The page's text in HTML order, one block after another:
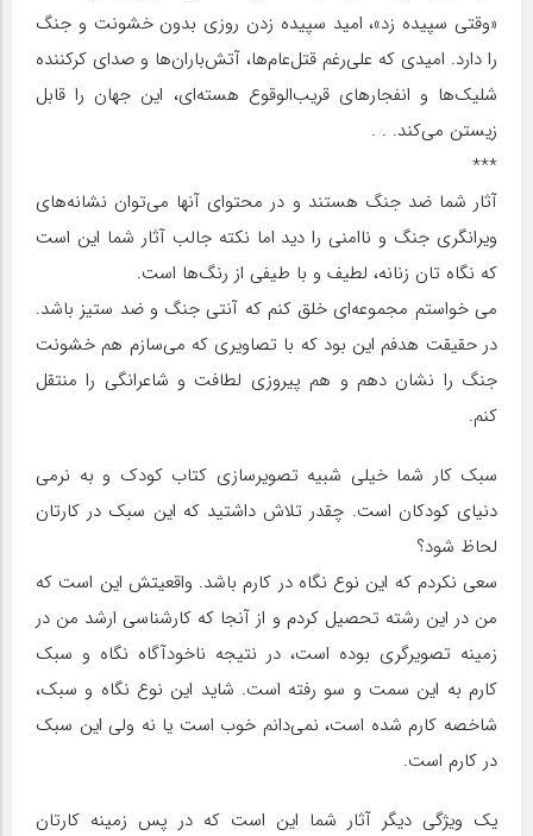
«وقتی سپیده زد»، امید سپیده زدن روزی بدون خشونت و جنگ
را دارد. امیدی که علی‌رغم قتل‌عام‌ها، آتش‌باران‌ها و صدای کر‌کننده
شلیک‌ها و انفجارهای قریب‌الوقوع هسته‌ای، این جهان را قابل
زیستن می‌کند. . .
***
آثار شما ضد جنگ هستند و در محتوای آنها می‌توان نشانه‌های
ویرانگری جنگ و ناامنی را دید اما نکته جالب آثار شما این است
که نگاه تان زنانه، لطیف و با طیفی از رنگ‌ها است.
می خواستم مجموعه‌ای خلق کنم که آنتی جنگ و ضد ستیز باشد.
در حقیقت هدفم این بود که با تصاویری که می‌سازم هم خشونت
جنگ را نشان دهم و هم پیروزی لطافت و شاعرانگی را منتقل
کنم.
سبک کار شما خیلی شبیه تصویرسازی کتاب کودک و به نرمی
دنیای کودکان است. چقدر تلاش داشتید که این سبک در کارتان
لحاظ شود؟
سعی نکردم که این نوع نگاه در کارم باشد. واقعیتش این است که
من در این رشته تحصیل کردم و از آنجا که کارشناسی ارشد من در
زمینه تصویرگری بوده است، در نتیجه ناخودآگاه نگاه و سبک
کارم به این سمت و سو رفته است. شاید این نوع نگاه و سبک،
شاخصه کارم شده است، نمی‌دانم خوب است یا نه ولی این سبک
در کارم است.
یک ویژگی دیگر آثار شما این است که در پس زمینه کارتان